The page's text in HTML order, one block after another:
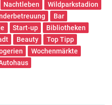
Nachtleben
Wildparkstadion
Bar
Start-up
Bibliotheken
Beauty
Top Tipp
Wochenmärkte